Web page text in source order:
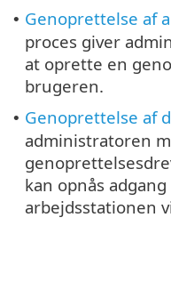
• Genoprettelse af
proces giver
at oprette en
brugeren.
• Genoprettelse af
administratoren
kan opnås
arbejdsstationen